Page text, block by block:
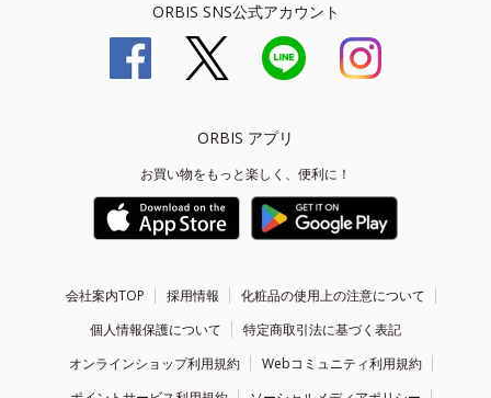
ORBIS SNS公式アカウント
ORBIS アプリ
お買い物をもっと楽しく、便利に！
会社案内TOP 採用情報
化粧品の使用上の注意について
個人情報保護について
特定商取引法に基づく表記
オンラインショップ利用規約
Webコミュニティ利用規約